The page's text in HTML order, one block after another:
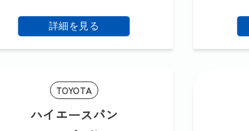
詳細を見る
TOYOTA
ハイエースバン